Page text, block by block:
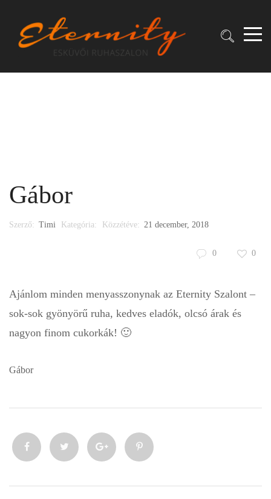
Gábor
Szerző: Timi Kategória: Közzétéve: 21 december, 2018
0 0
Ajánlom minden menyasszonynak az Eternity Szalont –
sok-sok gyönyörű ruha, kedves eladók, olcsó árak és
nagyon finom cukorkák! 🙂
Gábor